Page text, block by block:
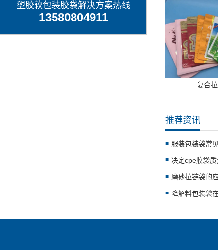
塑胶软包装胶袋解决方案热线
13580804911
复合
推荐资讯
服装包装袋常
决定cpe胶袋
磨砂拉链袋的
降解料包装袋